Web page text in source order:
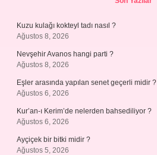
Kuzu kulağı kokteyl tadı nasıl ?
Ağustos 8, 2026
Nevşehir Avanos hangi parti ?
Ağustos 8, 2026
Eşler arasında yapılan senet geçerli midir ?
Ağustos 6, 2026
Kur’an-ı Kerim’de nelerden bahsediliyor ?
Ağustos 6, 2026
Ayçiçek bir bitki midir ?
Ağustos 5, 2026